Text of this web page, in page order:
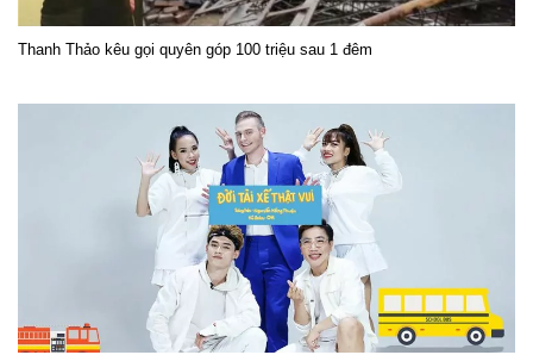
Thanh Thảo kêu gọi quyên góp 100 triệu sau 1 đêm